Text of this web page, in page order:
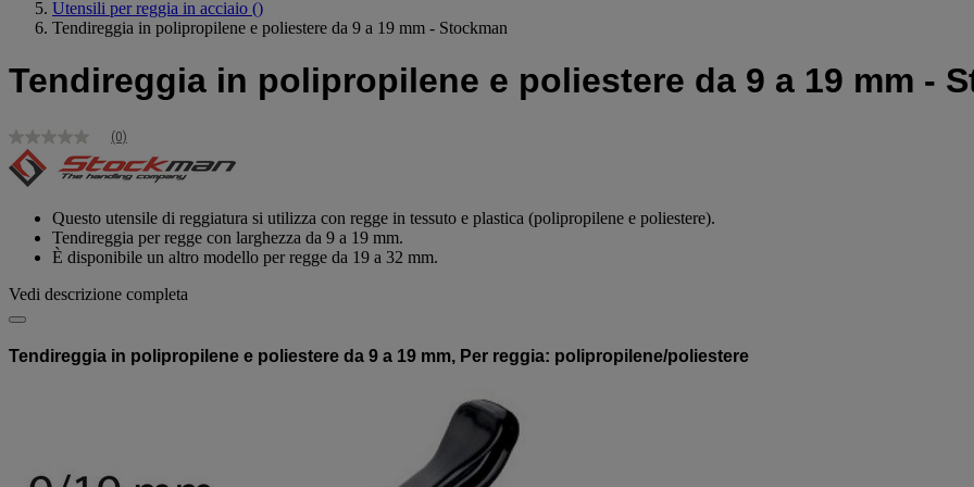
Utensili per reggia in acciaio ()
Tendireggia in polipropilene e poliestere da 9 a 19 mm - Stockman
Tendireggia in polipropilene e poliestere da 9 a 19 mm -
Nessuna
valutazione
Stesso
pagina.
(0)
Questo utensile di reggiatura si utilizza con regge in tessuto e plastica (polipropilene e poliestere).
Tendireggia per regge con larghezza da 9 a 19 mm.
È disponibile un altro modello per regge da 19 a 32 mm.
Vedi descrizione completa
Tendireggia in polipropilene e poliestere da 9 a 19 mm, Per reggia: polipropilene/poliestere